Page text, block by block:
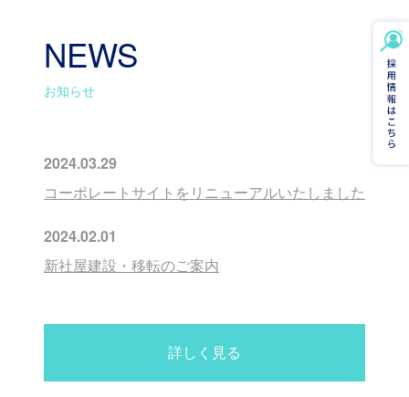
NEWS
お知らせ
2024.03.29
コーポレートサイトをリニューアルいたしました
2024.02.01
新社屋建設・移転のご案内
詳しく見る